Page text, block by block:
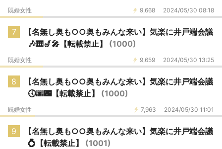
9,668 2024/05/30 08:18
既婚女性
7
【名無し奥も○○奥もみんな来い】気楽に井戸端会議
🎶🎹🎷🎤【転載禁止】 (1000)
9,659 2024/05/30 13:25
既婚女性
8
【名無し奥も○○奥もみんな来い】気楽に井戸端会議
🕔🌆🌃【転載禁止】 (1000)
7,963 2024/05/30 11:01
既婚女性
9
【名無し奥も○○奥もみんな来い】気楽に井戸端会議
💍【転載禁止】 (1001)